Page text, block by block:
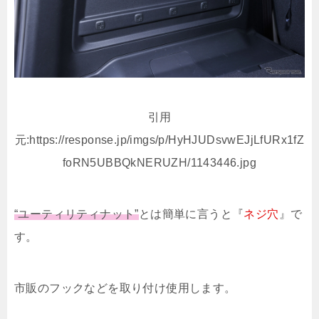
引用
元:https://response.jp/imgs/p/HyHJUDsvwEJjLfURx1fZ
foRN5UBBQkNERUZH/1143446.jpg
“ユーティリティナット”とは簡単に言うと『ネジ穴 』で
す。
市販のフックなどを取り付け使用します。